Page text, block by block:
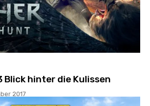
Blick hinter die Kulissen
2017